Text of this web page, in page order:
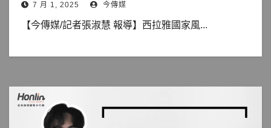
7 月 1, 2025 今傳媒
【今傳媒/記者張淑慧 報導】西拉雅國家風...